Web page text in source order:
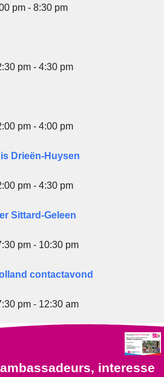
pm - 8:30 pm
pm - 4:30 pm
pm - 4:00 pm
Drieën-Huysen
pm - 4:30 pm
Sittard-Geleen
pm - 10:30 pm
contactavond
pm - 12:30 am
interesse